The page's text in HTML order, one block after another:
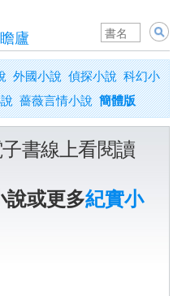
廬
外國小說 偵探小說 科幻小
薔薇言情小說 簡體版
書線上看閱讀
說或更多紀實小